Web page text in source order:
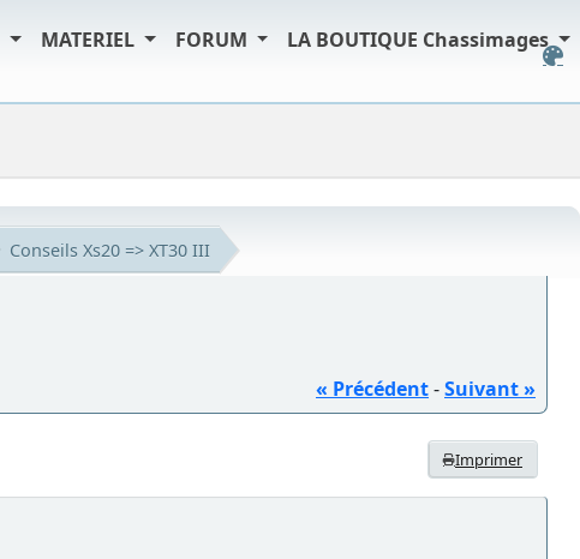
MATERIEL FORUM LA BOUTIQUE Chassimages
Conseils Xs20 => XT30 III
« Précédent-Suivant »
Imprimer